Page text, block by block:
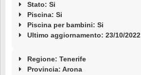
Stato: Si
Piscina: Si
Piscina per bambini: Si
Ultimo aggiornamento: 23/10/2022
Regione: Tenerife
Provincia: Arona